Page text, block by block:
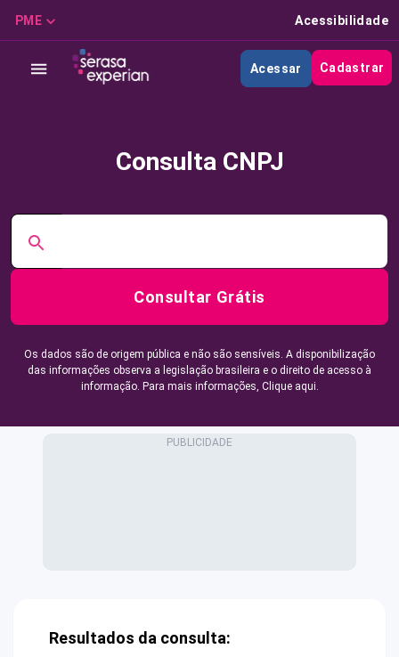
PME Acessibilidade
Acessar Cadastrar
Consulta CNPJ
Consultar Grátis
Os dados são de origem pública e não são sensíveis. A disponibilização
das informações observa a legislação brasileira e o direito de acesso à
informação. Para mais informações, Clique aqui.
Resultados da consulta: